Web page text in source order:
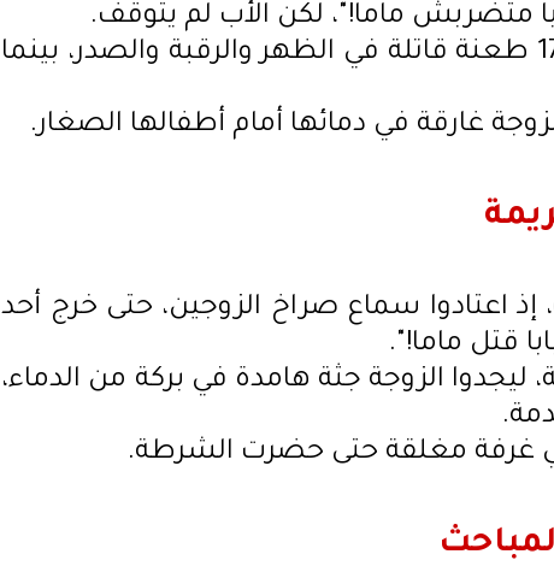
متضربش ماما!"، لكن الأب لم يتوقف.
انقضّ على زوجته وطعنها 17 طعنة قاتلة في الظهر والرقبة والصدر، بينما
غارقة في دمائها أمام أطفالها الصغار.
إذ اعتادوا سماع صراخ الزوجين، حتى خرج أحد
قتل ماما!".
ليجدوا الزوجة جثة هامدة في بركة من الدماء،
غرفة مغلقة حتى حضرت الشرطة.